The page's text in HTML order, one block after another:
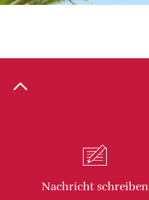
Nachricht schreiben